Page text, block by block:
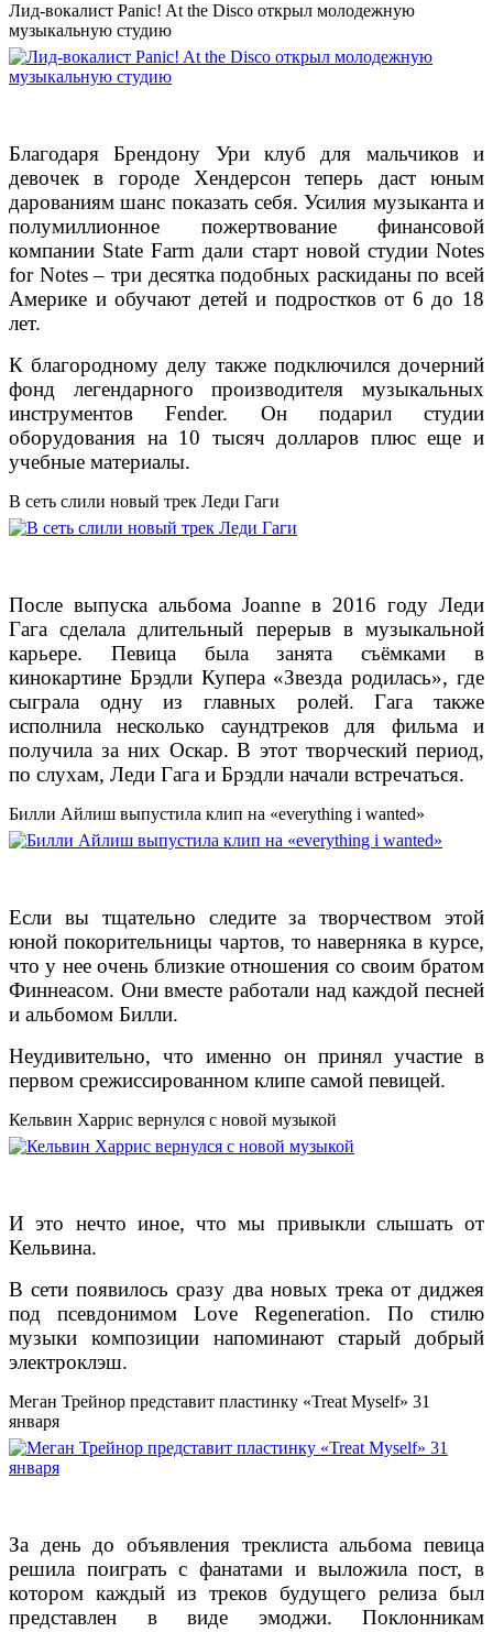
Лид-вокалист Panic! At the Disco открыл молодежную
музыкальную студию
Благодаря Брендону Ури клуб для мальчиков и
девочек в городе Хендерсон теперь даст юным
дарованиям шанс показать себя. Усилия музыканта и
полумиллионное пожертвование финансовой
компании State Farm дали старт новой студии Notes
for Notes – три десятка подобных раскиданы по всей
Америке и обучают детей и подростков от 6 до 18
лет.
К благородному делу также подключился дочерний
фонд легендарного производителя музыкальных
инструментов Fender. Он подарил студии
оборудования на 10 тысяч долларов плюс еще и
учебные материалы.
В сеть слили новый трек Леди Гаги
После выпуска альбома Joanne в 2016 году Леди
Гага сделала длительный перерыв в музыкальной
карьере. Певица была занята съёмками в
кинокартине Брэдли Купера «Звезда родилась», где
сыграла одну из главных ролей. Гага также
исполнила несколько саундтреков для фильма и
получила за них Оскар. В этот творческий период,
по слухам, Леди Гага и Брэдли начали встречаться.
Билли Айлиш выпустила клип на «everything i wanted»
Если вы тщательно следите за творчеством этой
юной покорительницы чартов, то наверняка в курсе,
что у нее очень близкие отношения со своим братом
Финнеасом. Они вместе работали над каждой песней
и альбомом Билли.
Неудивительно, что именно он принял участие в
первом срежиссированном клипе самой певицей.
Кельвин Харрис вернулся с новой музыкой
И это нечто иное, что мы привыкли слышать от
Кельвина.
В сети появилось сразу два новых трека от диджея
под псевдонимом Love Regeneration. По стилю
музыки композиции напоминают старый добрый
электроклэш.
Меган Трейнор представит пластинку «Treat Myself» 31
января
За день до объявления треклиста альбома певица
решила поиграть с фанатами и выложила пост, в
котором каждый из треков будущего релиза был
представлен в виде эмоджи. Поклонникам